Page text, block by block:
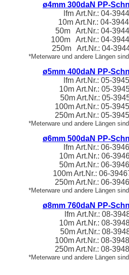
ø4mm 300daN PP-
lfm Art.Nr.: 04-
10m Art.Nr.: 04-
50m Art.Nr.: 04-
100m Art.Nr.: 04-
250m Art.Nr.: 04-
*Meterware und andere Längen
ø5mm 400daN PP-
lfm Art.Nr.: 05-
10m Art.Nr.: 05-
50m Art.Nr.: 05-
100m Art.Nr.: 05-
250m Art.Nr.: 05-
*Meterware und andere Längen
ø6mm 500daN PP-
lfm Art.Nr.: 06-
10m Art.Nr.: 06-
50m Art.Nr.: 06-
100m Art.Nr.: 06-
250m Art.Nr.: 06-
*Meterware und andere Längen
ø8mm 760daN PP-
lfm Art.Nr.: 08-
10m Art.Nr.: 08-
50m Art.Nr.: 08-
100m Art.Nr.: 08-
250m Art.Nr.: 08-
*Meterware und andere Längen